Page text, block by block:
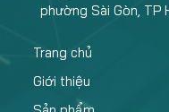
phường Sài Gòn, TP
Trang chủ
Giới thiệu